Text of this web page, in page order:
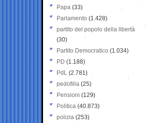
Papa (33)
Parlamento (1.428)
partito del popolo della libertà
(30)
Partito Democratico (1.034)
PD (1.188)
PdL (2.781)
pedofilia (25)
Pensioni (129)
Politica (40.873)
polizia (253)